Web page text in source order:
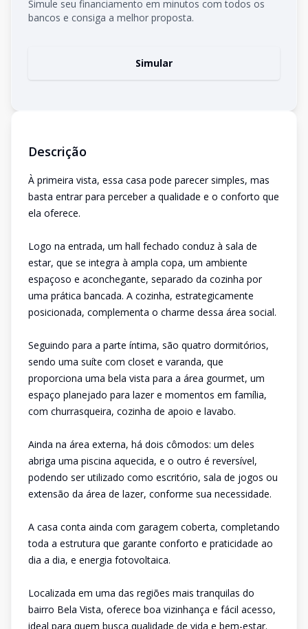
Simule seu financiamento em minutos com todos os
bancos e consiga a melhor proposta.
Simular
Descrição
À primeira vista, essa casa pode parecer simples, mas
basta entrar para perceber a qualidade e o conforto que
ela oferece.
Logo na entrada, um hall fechado conduz à sala de
estar, que se integra à ampla copa, um ambiente
espaçoso e aconchegante, separado da cozinha por
uma prática bancada. A cozinha, estrategicamente
posicionada, complementa o charme dessa área social.
Seguindo para a parte íntima, são quatro dormitórios,
sendo uma suíte com closet e varanda, que
proporciona uma bela vista para a área gourmet, um
espaço planejado para lazer e momentos em família,
com churrasqueira, cozinha de apoio e lavabo.
Ainda na área externa, há dois cômodos: um deles
abriga uma piscina aquecida, e o outro é reversível,
podendo ser utilizado como escritório, sala de jogos ou
extensão da área de lazer, conforme sua necessidade.
A casa conta ainda com garagem coberta, completando
toda a estrutura que garante conforto e praticidade ao
dia a dia, e energia fotovoltaica.
Localizada em uma das regiões mais tranquilas do
bairro Bela Vista, oferece boa vizinhança e fácil acesso,
ideal para quem busca qualidade de vida e bem-estar.